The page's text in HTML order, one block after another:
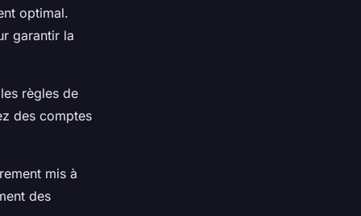
optimal.
garantir la
règles de
des comptes
mis à
des